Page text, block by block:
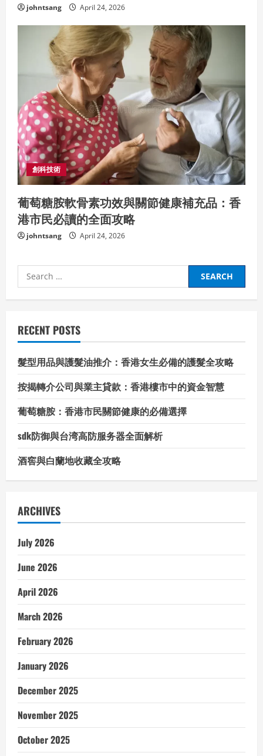
johntsang April 24, 2026
創科技術
葡萄糖胺軟骨素功效與關節健康補充品：香
港市民必讀的全面攻略
johntsang April 24, 2026
Search
for:
RECENT POSTS
髮型用品與護髮油推介：香港女生必備的護髮全攻略
按揭轉介公司與業主貸款：香港樓市中的資金智慧
葡萄糖胺：香港市民關節健康的必備選擇
sdk防御與台湾高防服务器全面解析
酒窖與白蘭地收藏全攻略
ARCHIVES
July 2026
June 2026
April 2026
March 2026
February 2026
January 2026
December 2025
November 2025
October 2025